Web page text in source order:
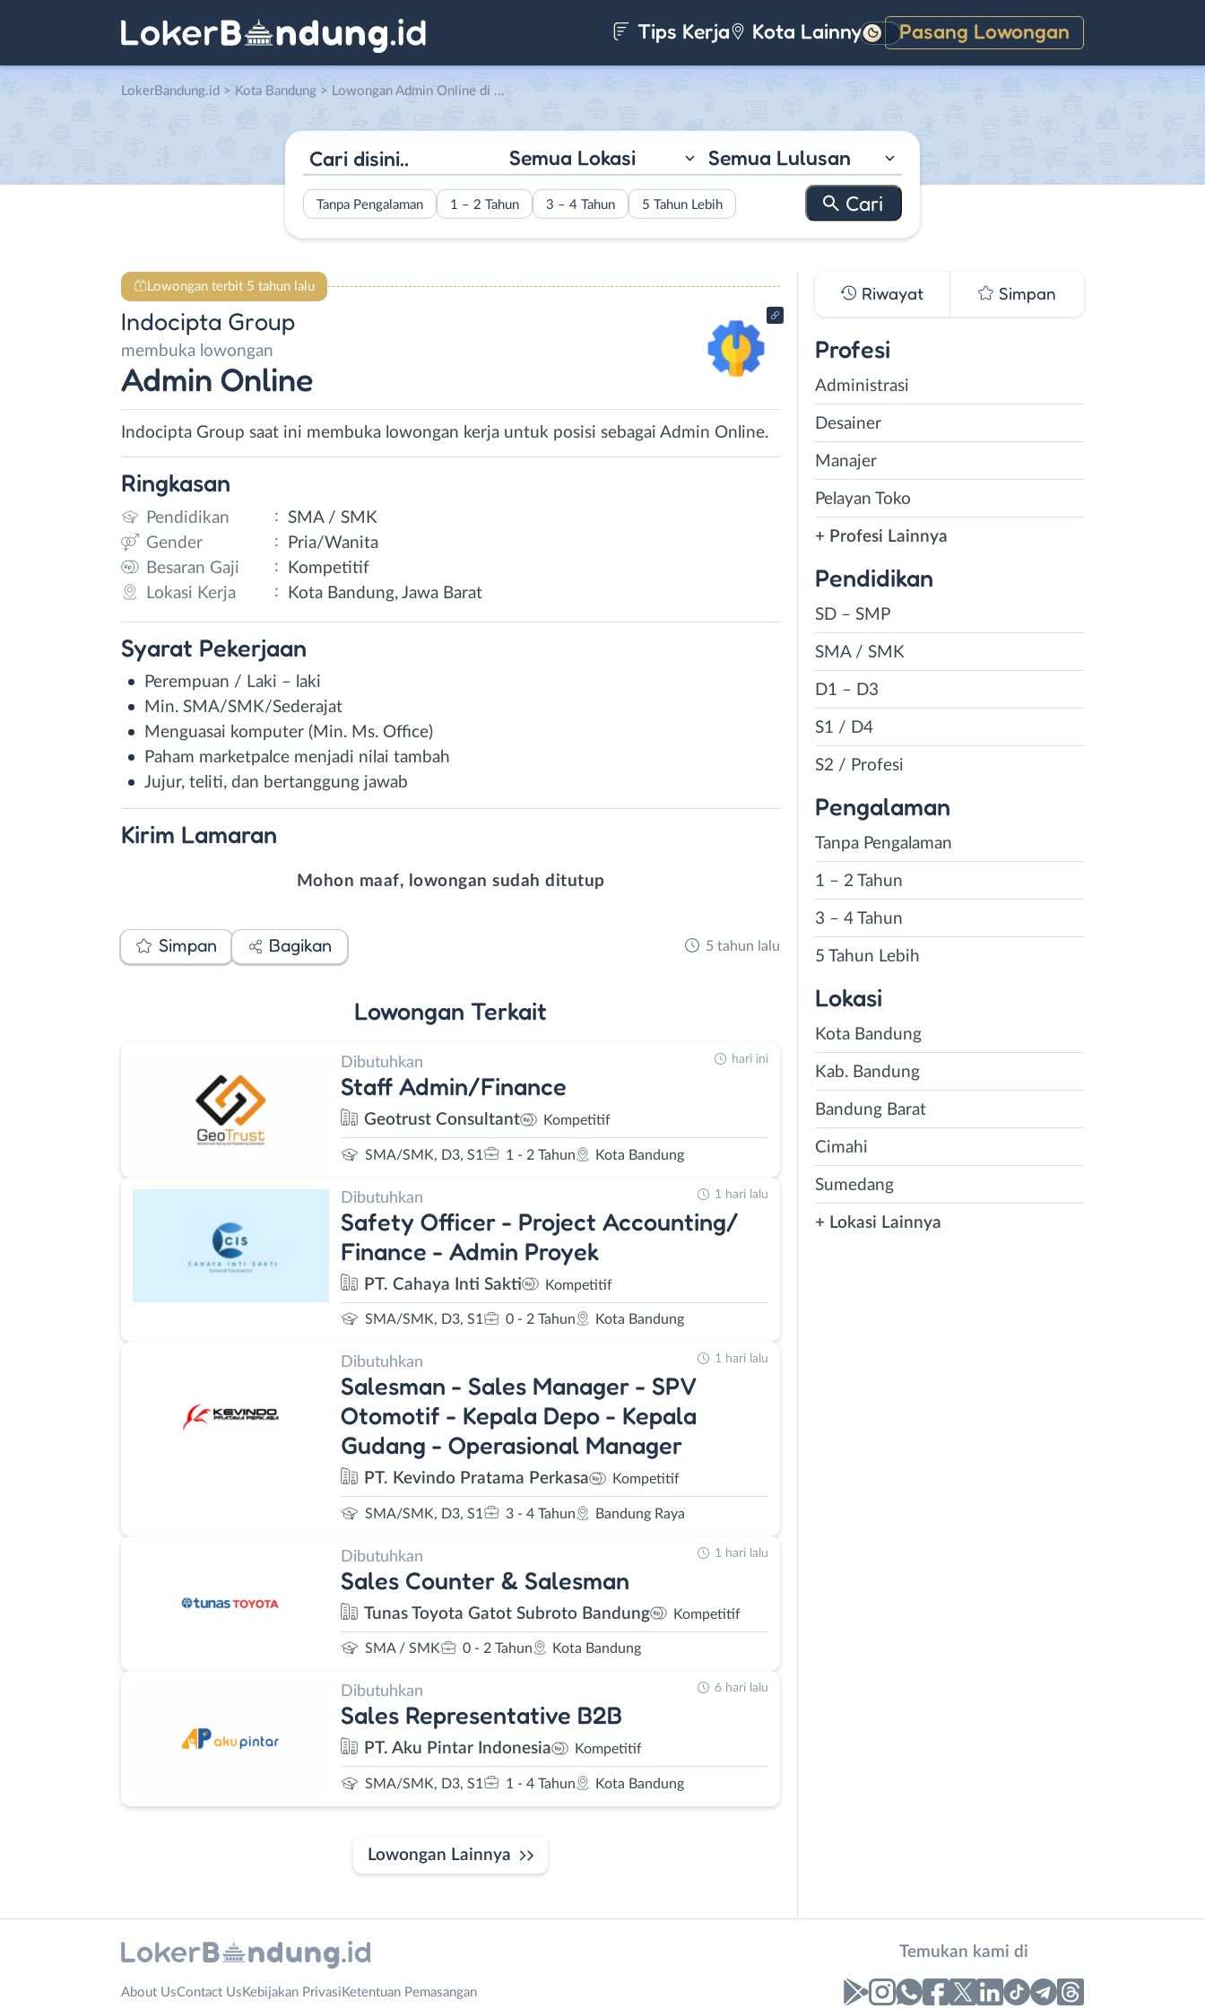
Tips Kerja Kota Lainnya Pasang Lowongan
Gelap
LokerBandung.id > Kota Bandung > Lowongan Admin Online di Indocipta Group
Semua Lokasi Semua Lulusan
Tanpa Pengalaman 1 – 2 Tahun 3 – 4 Tahun 5 Tahun Lebih
Lowongan terbit 5 tahun lalu
Indocipta Group
membuka lowongan
Admin Online
Indocipta Group saat ini membuka lowongan kerja untuk posisi sebagai Admin Online.
Ringkasan
Pendidikan : SMA / SMK
Gender
:
Pria/Wanita
Besaran Gaji
:
Kompetitif
Lokasi Kerja
: Kota Bandung, Jawa Barat
Syarat Pekerjaan
Perempuan / Laki – laki
Min. SMA/SMK/Sederajat
Menguasai komputer (Min. Ms. Office)
Paham marketpalce menjadi nilai tambah
Jujur, teliti, dan bertanggung jawab
Kirim Lamaran
Mohon maaf, lowongan sudah ditutup
Simpan Bagikan 5 tahun lalu
Lowongan Terkait
Dibutuhkan
Staff Admin/Finance
Geotrust Consultant Kompetitif
SMA/SMK, D3, S1 1 - 2 Tahun Kota Bandung
hari ini
Dibutuhkan
Safety Officer - Project Accounting/
Finance - Admin Proyek
PT. Cahaya Inti Sakti Kompetitif
SMA/SMK, D3, S1 0 - 2 Tahun Kota Bandung
1 hari lalu
Dibutuhkan
Salesman - Sales Manager - SPV
Otomotif - Kepala Depo - Kepala
Gudang - Operasional Manager
PT. Kevindo Pratama Perkasa Kompetitif
SMA/SMK, D3, S1 3 - 4 Tahun Bandung Raya
1 hari lalu
Dibutuhkan
Sales Counter & Salesman
Tunas Toyota Gatot Subroto Bandung Kompetitif
SMA / SMK 0 - 2 Tahun Kota Bandung
1 hari lalu
Dibutuhkan
Sales Representative B2B
PT. Aku Pintar Indonesia Kompetitif
SMA/SMK, D3, S1 1 - 4 Tahun Kota Bandung
6 hari lalu
Lowongan Lainnya
Riwayat Simpan
Profesi
Administrasi
Desainer
Manajer
Pelayan Toko
+ Profesi Lainnya
Pendidikan
SD – SMP
SMA / SMK
D1 – D3
S1 / D4
S2 / Profesi
Pengalaman
Tanpa Pengalaman
1 – 2 Tahun
3 – 4 Tahun
5 Tahun Lebih
Lokasi
Kota Bandung
Kab. Bandung
Bandung Barat
Cimahi
Sumedang
+ Lokasi Lainnya
About UsContact Us Kebijakan Privasi Ketentuan Pemasangan
Temukan kami di